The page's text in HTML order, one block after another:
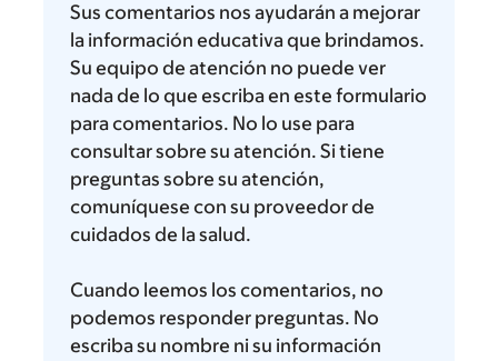
Sus comentarios nos ayudarán a mejorar
la información educativa que brindamos.
Su equipo de atención no puede ver
nada de lo que escriba en este formulario
para comentarios. No lo use para
consultar sobre su atención. Si tiene
preguntas sobre su atención,
comuníquese con su proveedor de
cuidados de la salud.
Cuando leemos los comentarios, no
podemos responder preguntas. No
escriba su nombre ni su información